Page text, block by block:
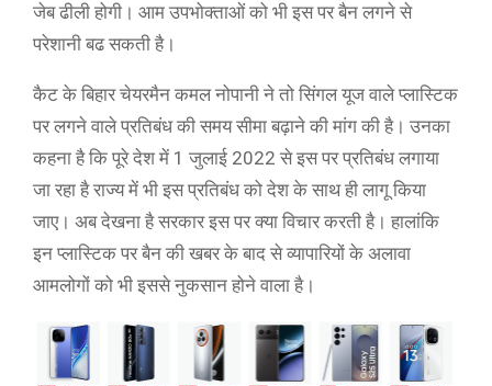
जेब ढीली होगी। आम उपभोक्ताओं को भी इस पर बैन लगने से
परेशानी बढ सकती है।
कैट के बिहार चेयरमैन कमल नोपानी ने तो सिंगल यूज वाले प्लास्टिक
पर लगने वाले प्रतिबंध की समय सीमा बढ़ाने की मांग की है। उनका
कहना है कि पूरे देश में 1 जुलाई 2022 से इस पर प्रतिबंध लगाया
जा रहा है राज्य में भी इस प्रतिबंध को देश के साथ ही लागू किया
जाए। अब देखना है सरकार इस पर क्या विचार करती है। हालांकि
इन प्लास्टिक पर बैन की खबर के बाद से व्यापारियों के अलावा
आमलोगों को भी इससे नुकसान होने वाला है।